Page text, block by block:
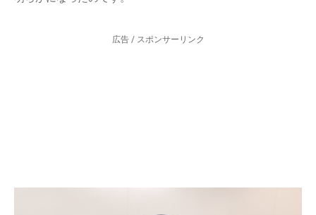
広告 / スポンサーリンク